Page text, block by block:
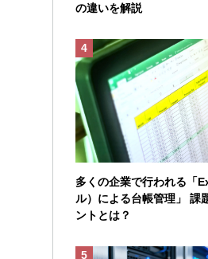
の違いを解説
多くの企業で行われる「
ル）による台帳管理」 課
ントとは？